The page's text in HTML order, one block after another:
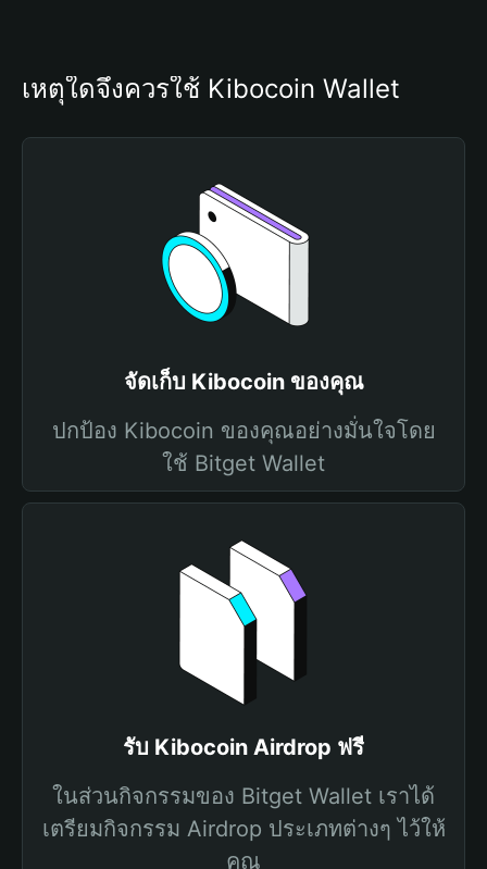
เหตุใดจึงควรใช้ Kibocoin Wallet
จัดเก็บ Kibocoin ของคุณ
ปกป้อง Kibocoin ของคุณอย่างมั่นใจโดย
ใช้ Bitget Wallet
รับ Kibocoin Airdrop ฟรี
ในส่วนกิจกรรมของ Bitget Wallet เราได้
เตรียมกิจกรรม Airdrop ประเภทต่างๆ ไว้ให้
คุณ